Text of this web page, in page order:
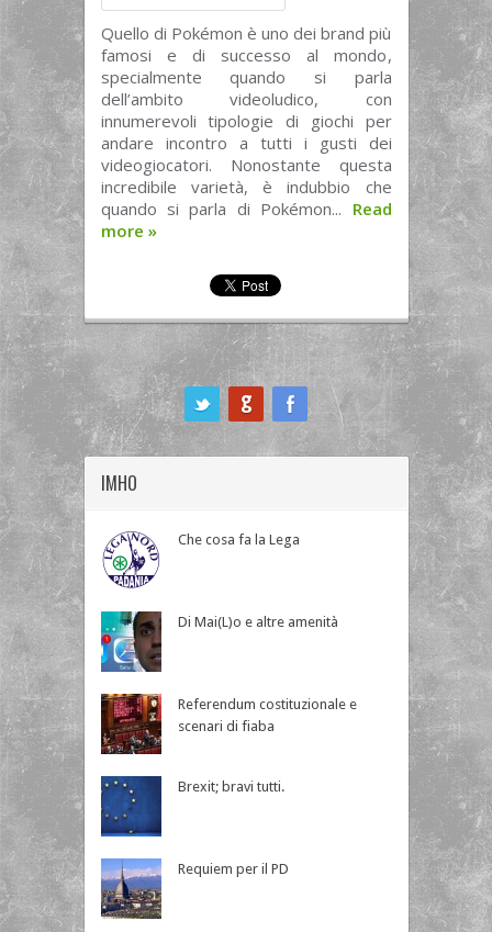
Quello di Pokémon è uno dei brand più
famosi e di successo al mondo,
specialmente quando si parla
dell’ambito videoludico, con
innumerevoli tipologie di giochi per
andare incontro a tutti i gusti dei
videogiocatori. Nonostante questa
incredibile varietà, è indubbio che
quando si parla di Pokémon... Read
more »
IMHO
Che cosa fa la Lega
Di Mai(L)o e altre amenità
Referendum costituzionale e
scenari di fiaba
Brexit; bravi tutti.
Requiem per il PD